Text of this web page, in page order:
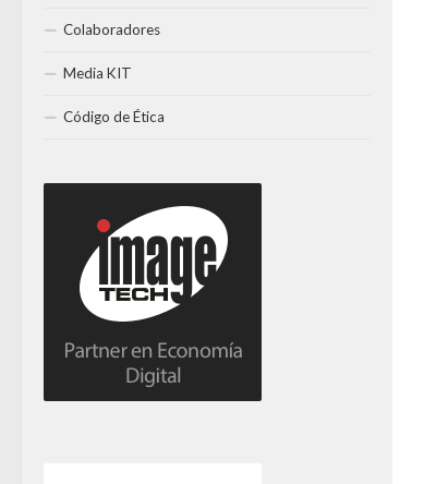
Colaboradores
Media KIT
Código de Ética